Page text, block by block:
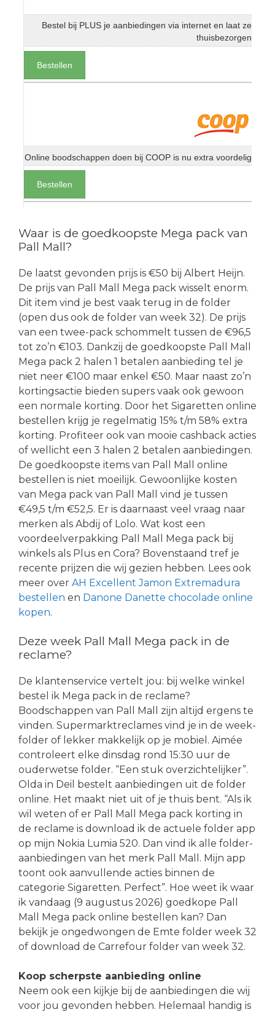
Bestel bij PLUS je aanbiedingen via internet en laat ze
thuisbezorgen
Bestellen
Online boodschappen doen bij COOP is nu extra voordelig
Bestellen
Waar is de goedkoopste Mega pack van
Pall Mall?
De laatst gevonden prijs is €50 bij Albert Heijn.
De prijs van Pall Mall Mega pack wisselt enorm.
Dit item vind je best vaak terug in de folder
(open dus ook de folder van week 32). De prijs
van een twee-pack schommelt tussen de €96,5
tot zo’n €103. Dankzij de goedkoopste Pall Mall
Mega pack 2 halen 1 betalen aanbieding tel je
niet neer €100 maar enkel €50. Maar naast zo’n
kortingsactie bieden supers vaak ook gewoon
een normale korting. Door het Sigaretten online
bestellen krijg je regelmatig 15% t/m 58% extra
korting. Profiteer ook van mooie cashback acties
of wellicht een 3 halen 2 betalen aanbiedingen.
De goedkoopste items van Pall Mall online
bestellen is niet moeilijk. Gewoonlijke kosten
van Mega pack van Pall Mall vind je tussen
€49,5 t/m €52,5. Er is daarnaast veel vraag naar
merken als Abdij of Lolo. Wat kost een
voordeelverpakking Pall Mall Mega pack bij
winkels als Plus en Cora? Bovenstaand tref je
recente prijzen die wij gezien hebben. Lees ook
meer over AH Excellent Jamon Extremadura
bestellen en Danone Danette chocolade online
kopen.
Deze week Pall Mall Mega pack in de
reclame?
De klantenservice vertelt jou: bij welke winkel
bestel ik Mega pack in de reclame?
Boodschappen van Pall Mall zijn altijd ergens te
vinden. Supermarktreclames vind je in de week-
folder of lekker makkelijk op je mobiel. Aimée
controleert elke dinsdag rond 15:30 uur de
ouderwetse folder. “Een stuk overzichtelijker”.
Olda in Deil bestelt aanbiedingen uit de folder
online. Het maakt niet uit of je thuis bent. “Als ik
wil weten of er Pall Mall Mega pack korting in
de reclame is download ik de actuele folder app
op mijn Nokia Lumia 520. Dan vind ik alle folder-
aanbiedingen van het merk Pall Mall. Mijn app
toont ook aanvullende acties binnen de
categorie Sigaretten. Perfect”. Hoe weet ik waar
ik vandaag (9 augustus 2026) goedkope Pall
Mall Mega pack online bestellen kan? Dan
bekijk je ongedwongen de Emte folder week 32
of download de Carrefour folder van week 32.
Koop scherpste aanbieding online
Neem ook een kijkje bij de aanbiedingen die wij
voor jou gevonden hebben. Helemaal handig is